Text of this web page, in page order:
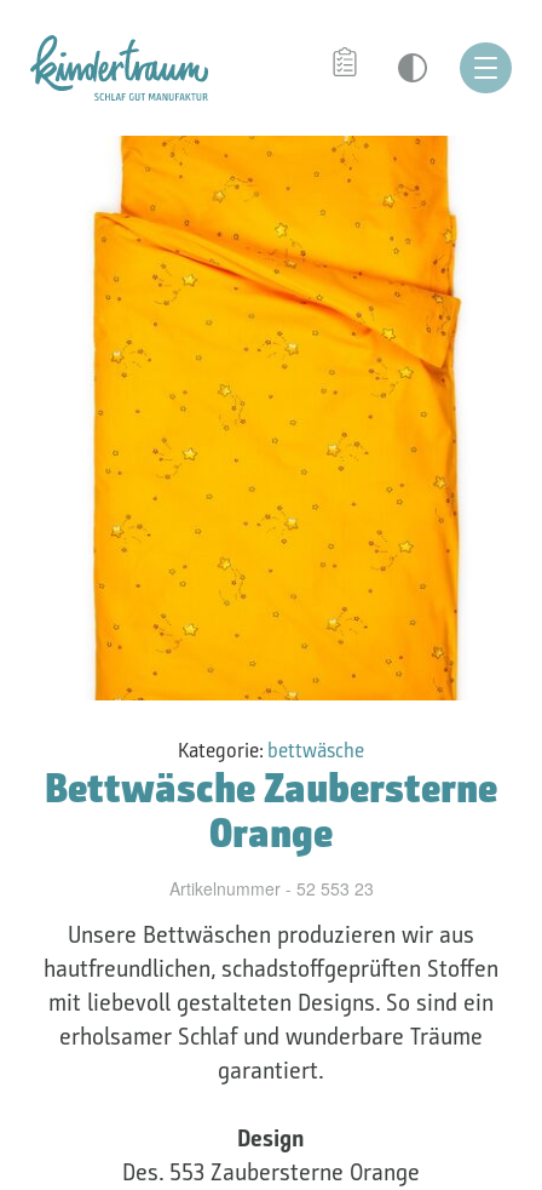
Kategorie: bettwäsche
Bettwäsche Zaubersterne
Orange
Artikelnummer - 52 553 23
Unsere Bettwäschen produzieren wir aus
hautfreundlichen, schadstoffgeprüften Stoffen
mit liebevoll gestalteten Designs. So sind ein
erholsamer Schlaf und wunderbare Träume
garantiert.
Design
Des. 553 Zaubersterne Orange